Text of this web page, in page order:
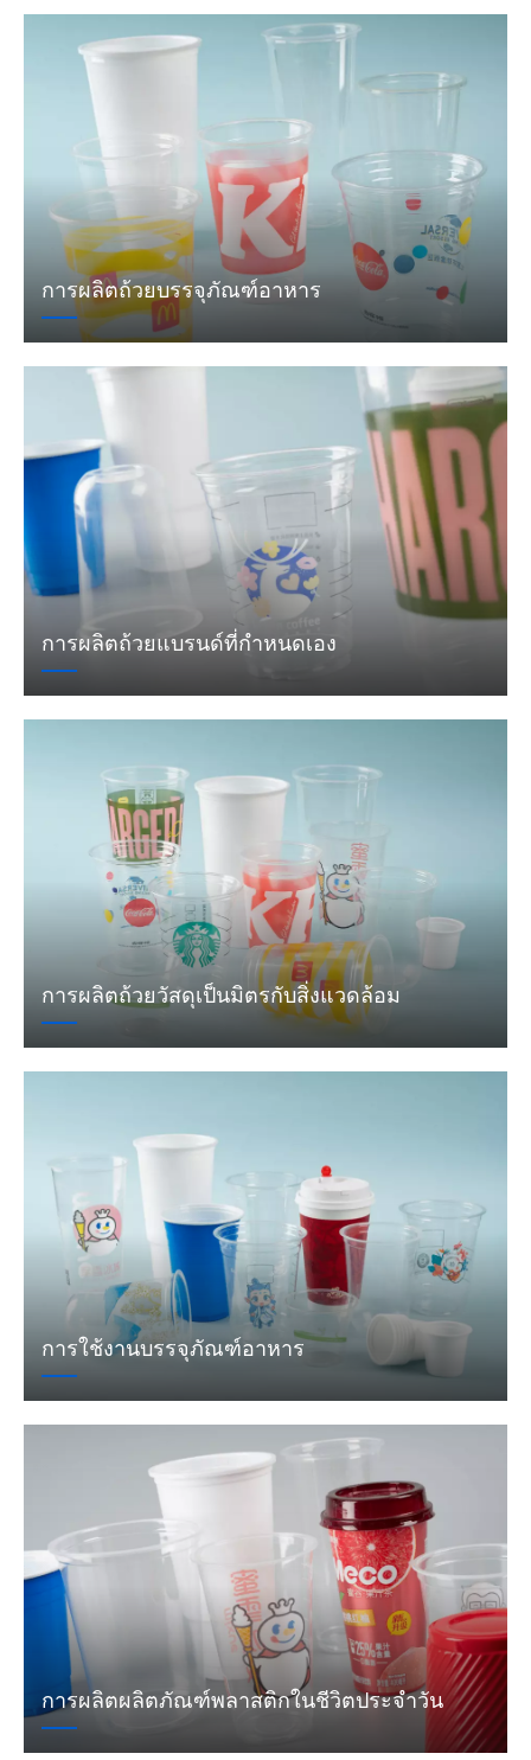
การผลิตถ้วยบรรจุภัณฑ์อาหาร
การผลิตถ้วยแบรนด์ที่กำหนดเอง
การผลิตถ้วยวัสดุเป็นมิตรกับสิ่งแวดล้อม
การใช้งานบรรจุภัณฑ์อาหาร
การผลิตผลิตภัณฑ์พลาสติกในชีวิตประจำวัน